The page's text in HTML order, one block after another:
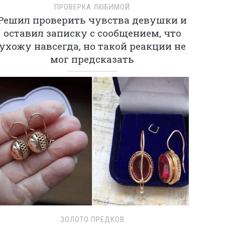
ПРОВЕРКА ЛЮБИМОЙ
проверить чувства девушки и
оставил записку с сообщением, что
навсегда, но такой реакции не
мог предсказать
ЗОЛОТО ПРЕДКОВ